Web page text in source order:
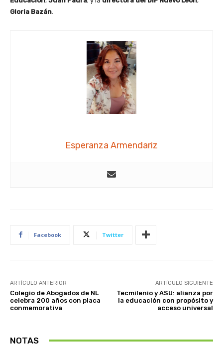
Gloria Bazán
Esperanza Armendariz
Facebook Twitter
ARTÍCULO ANTERIOR
Colegio de Abogados de NL
celebra 200 años con placa
conmemorativa
ARTÍCULO SIGUIENTE
Tecmilenio y ASU: alianza por
la educación con propósito y
acceso universal
NOTAS